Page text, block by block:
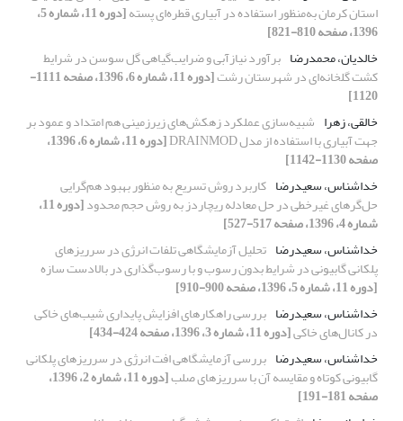
استان کرمان به‌منظور استفاده در آبیاری قطره‌ای پسته [دوره 11، شماره 5،
1396، صفحه 810-821]
خالدیان، محمدرضا برآورد نیاز‌آبی و ضرایب‌گیاهی گل سوسن در شرایط
کشت گلخانه‌ای در شهرستان رشت [دوره 11، شماره 6، 1396، صفحه 1111-
1120]
خالقی، زهرا شبیه‌سازی عملکرد زهکش‌های زیرزمینی هم امتداد و عمود بر
جهت آبیاری با استفاده از مدل DRAINMOD [دوره 11، شماره 6، 1396،
صفحه 1130-1142]
خداشناس، سعیدرضا کاربرد روش تسریع به منظور بهبود هم‌گرایی
حل‌گرهای غیرخطی در حل معادله ریچاردز به روش حجم محدود [دوره 11،
شماره 4، 1396، صفحه 517-527]
خداشناس، سعیدرضا تحلیل آزمایشگاهی تلفات انرژی در سرریزهای
پلکانی گابیونی در شرایط بدون رسوب و با رسوب‌گذاری در بالادست سازه
[دوره 11، شماره 5، 1396، صفحه 900-910]
خداشناس، سعیدرضا بررسی راهکارهای افزایش پایداری شیب‌های خاکی
در کانال‌های خاکی[دوره 11، شماره 3، 1396، صفحه 424-434]
خداشناس، سعیدرضا بررسی آزمایشگاهی افت انرژی در سرریزهای پلکانی
گابیونی کوتاه و مقایسه آن با سرریزهای صلب [دوره 11، شماره 2، 1396،
صفحه 181-191]